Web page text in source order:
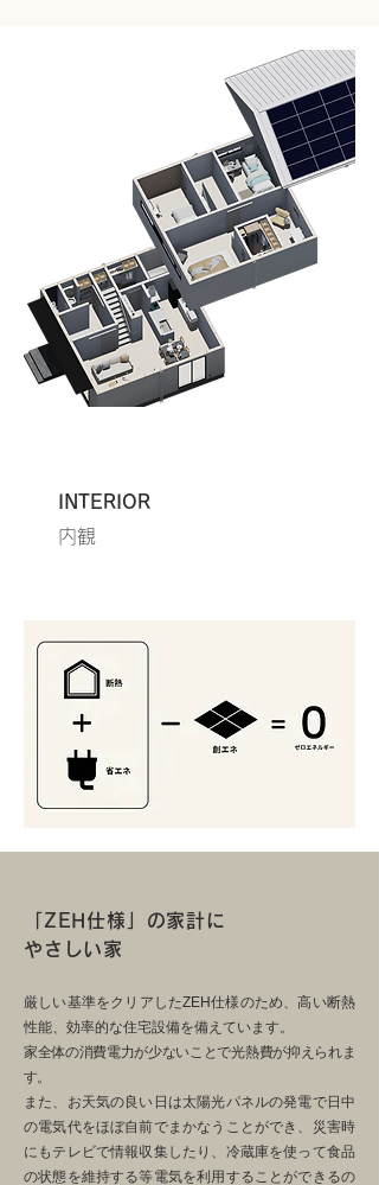
INTERIOR
内観
「ZEH仕様」の家計に
やさしい家
厳しい基準をクリアしたZEH仕様のため、高い断熱
性能、効率的な住宅設備を備えています。
家全体の消費電力が少ないことで光熱費が抑えられま
す。
また、お天気の良い日は太陽光パネルの発電で日中
の電気代をほぼ自前でまかなうことができ、災害時
にもテレビで情報収集したり、冷蔵庫を使って食品
の状態を維持する等電気を利用することができるの